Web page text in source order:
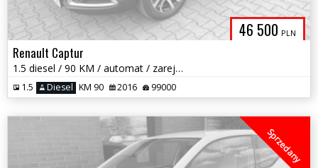
46 500 PLN
Renault Captur
1.5 diesel / 90 KM / automat / zarej w PL / zadbany / możliwa zamiana
1.5 Diesel KM 90 2016 99000
Sprzedany